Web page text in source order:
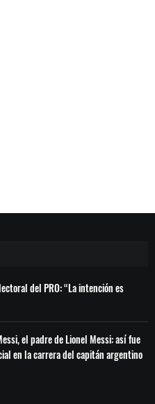
del PRO: “La intención es
el padre de Lionel Messi: así fue
en la carrera del capitán argentino